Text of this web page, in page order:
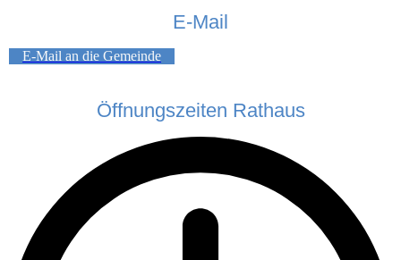
E-Mail
E-Mail an die Gemeinde
Öffnungszeiten Rathaus